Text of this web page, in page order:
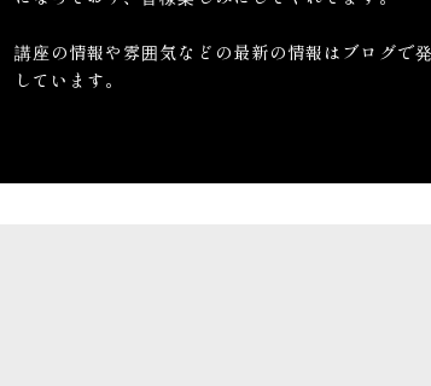
講座の情報や雰囲気などの最新の情報はブログで
しています。